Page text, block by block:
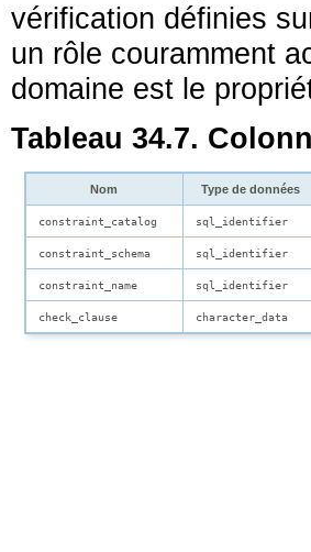
vérification définies
un rôle couramment
domaine est le
Tableau 34.7.
Nom Type de données
constraint_catalog sql_identifier
constraint_schema sql_identifier
constraint_name sql_identifier
check_clause character_data